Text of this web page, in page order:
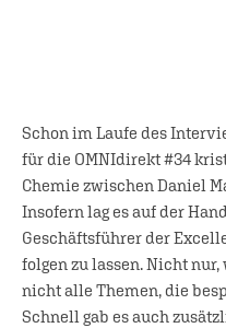
Schon im Laufe des
für die OMNIdirekt #34
Chemie zwischen Daniel
Insofern lag es auf der
Geschäftsführer der
folgen zu lassen. Nicht
nicht alle Themen, die
Schnell gab es auch